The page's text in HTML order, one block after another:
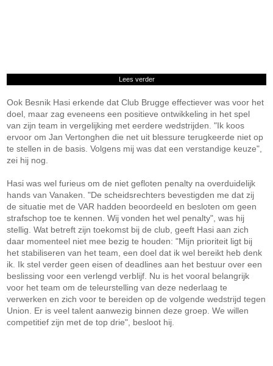
Lees verder
Ook Besnik Hasi erkende dat Club Brugge effectiever was voor het
doel, maar zag eveneens een positieve ontwikkeling in het spel
van zijn team in vergelijking met eerdere wedstrijden. "Ik koos
ervoor om Jan Vertonghen die net uit blessure terugkeerde niet op
te stellen in de basis. Volgens mij was dat een verstandige keuze",
zei hij nog.
Hasi was wel furieus om de niet gefloten penalty na overduidelijk
hands van Vanaken. "De scheidsrechters bevestigden me dat zij
de situatie met de VAR hadden beoordeeld en besloten om geen
strafschop toe te kennen. Wij vonden het wel penalty", was hij
stellig. Wat betreft zijn toekomst bij de club, geeft Hasi aan zich
daar momenteel niet mee bezig te houden: "Mijn prioriteit ligt bij
het stabiliseren van het team, een doel dat ik wel bereikt heb denk
ik. Ik stel verder geen eisen of deadlines aan het bestuur over een
beslissing voor een verlengd verblijf. Nu is het vooral belangrijk
voor het team om de teleurstelling van deze nederlaag te
verwerken en zich voor te bereiden op de volgende wedstrijd tegen
Union. Er is veel talent aanwezig binnen deze groep. We willen
competitief zijn met de top drie", besloot hij.